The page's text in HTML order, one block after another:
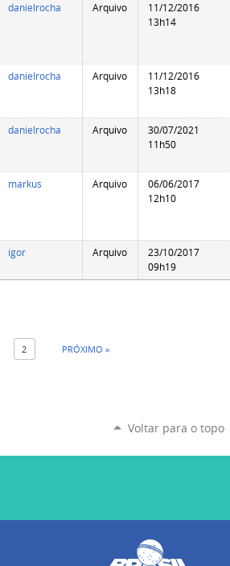
danielrocha Arquivo
11/12/2016
13h14
danielrocha Arquivo
11/12/2016
13h18
danielrocha Arquivo
30/07/2021
11h50
markus Arquivo
06/06/2017
12h10
igor Arquivo
23/10/2017
09h19
2 PRÓXIMO »
Voltar para o topo